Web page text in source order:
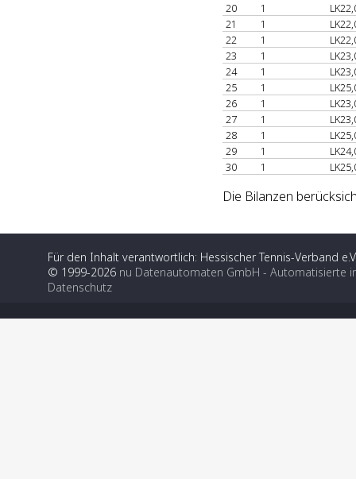
20
1
21
1
22
1
23
1
24
1
25
1
26
1
27
1
28
1
29
1
30
1
Die Bilanzen
Für den Inhalt verantwortlich: Hessischer Tennis-Verband
© 1999-2026 nu Datenautomaten GmbH - Automatisierte
Datenschutz